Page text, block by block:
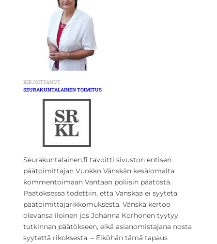
KIRJOITTANUT
SEURAKUNTALAINEN TOIMITUS
Seurakuntalainen.fi tavoitti sivuston entisen
päätoimittajan Vuokko Vänskän kesälomalta
kommentoimaan Vantaan poliisin päätöstä.
Päätöksessä todettiin, että Vänskää ei syytetä
päätoimittajarikkomuksesta. Vänskä kertoo
olevansa iloinen jos Johanna Korhonen tyytyy
tutkinnan päätökseen, eikä asianomistajana nosta
syytettä rikoksesta. – Eiköhän tämä tapaus